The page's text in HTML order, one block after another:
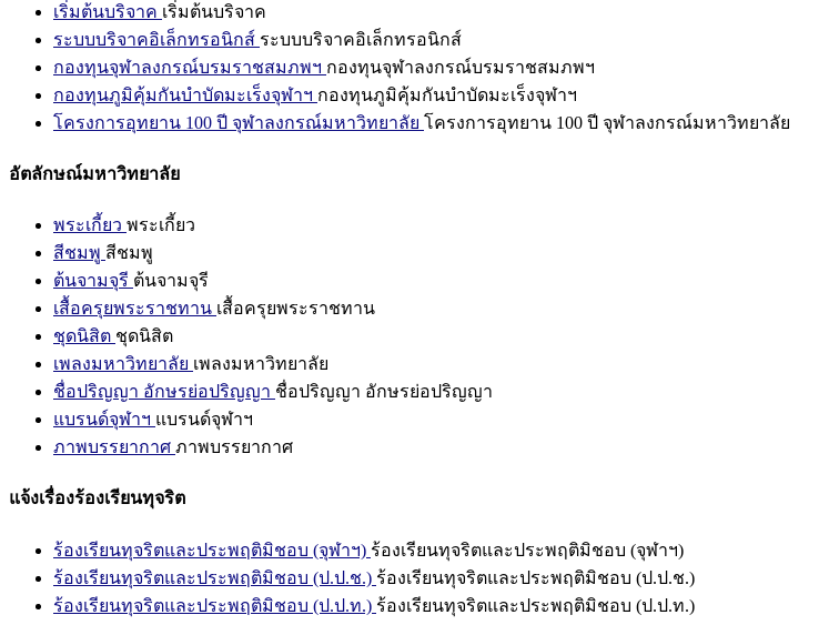
เริ่มต้นบริจาค เริ่มต้นบริจาค
ระบบบริจาคอิเล็กทรอนิกส์ ระบบบริจาคอิเล็กทรอนิกส์
กองทุนจุฬาลงกรณ์บรมราชสมภพฯ กองทุนจุฬาลงกรณ์บรมราชสมภพฯ
กองทุนภูมิคุ้มกันบำบัดมะเร็งจุฬาฯ กองทุนภูมิคุ้มกันบำบัดมะเร็งจุฬาฯ
โครงการอุทยาน 100 ปี จุฬาลงกรณ์มหาวิทยาลัย โครงการอุทยาน 100 ปี จุฬาลงกรณ์มหาวิทยาลัย
อัตลักษณ์มหาวิทยาลัย
พระเกี้ยว พระเกี้ยว
สีชมพู สีชมพู
ต้นจามจุรี ต้นจามจุรี
เสื้อครุยพระราชทาน เสื้อครุยพระราชทาน
ชุดนิสิต ชุดนิสิต
เพลงมหาวิทยาลัย เพลงมหาวิทยาลัย
ชื่อปริญญา อักษรย่อปริญญา ชื่อปริญญา อักษรย่อปริญญา
แบรนด์จุฬาฯ แบรนด์จุฬาฯ
ภาพบรรยากาศ ภาพบรรยากาศ
แจ้งเรื่องร้องเรียนทุจริต
ร้องเรียนทุจริตและประพฤติมิชอบ (จุฬาฯ) ร้องเรียนทุจริตและประพฤติมิชอบ (จุฬาฯ)
ร้องเรียนทุจริตและประพฤติมิชอบ (ป.ป.ช.) ร้องเรียนทุจริตและประพฤติมิชอบ (ป.ป.ช.)
ร้องเรียนทุจริตและประพฤติมิชอบ (ป.ป.ท.) ร้องเรียนทุจริตและประพฤติมิชอบ (ป.ป.ท.)